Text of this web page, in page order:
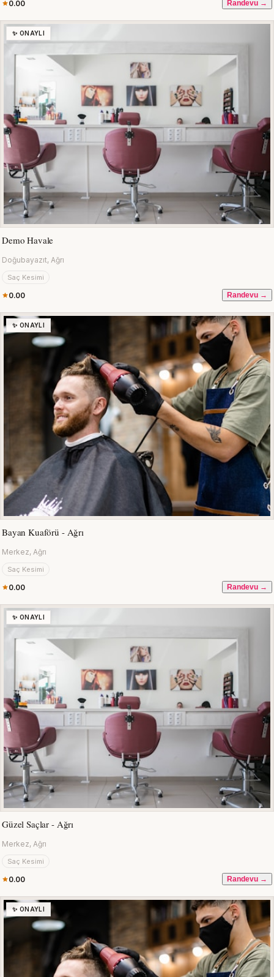
0.00 Randevu →
✨ ONAYLI
Demo Havale
Doğubayazıt, Ağrı
Saç Kesimi
0.00 Randevu →
✨ ONAYLI
Bayan Kuaförü - Ağrı
Merkez, Ağrı
Saç Kesimi
0.00 Randevu →
✨ ONAYLI
Güzel Saçlar - Ağrı
Merkez, Ağrı
Saç Kesimi
0.00 Randevu →
✨ ONAYLI